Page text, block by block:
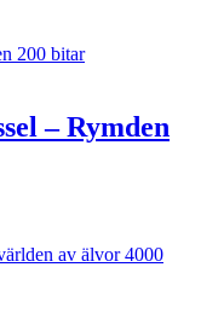
– Rymden